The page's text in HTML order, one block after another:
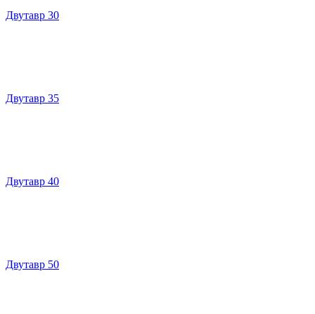
Двутавр 30
Двутавр 35
Двутавр 40
Двутавр 50